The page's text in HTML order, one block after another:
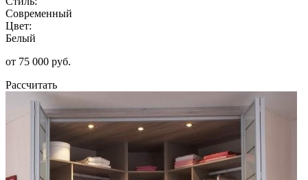
Современный
Цвет:
Белый
от 75 000 руб.
Рассчитать